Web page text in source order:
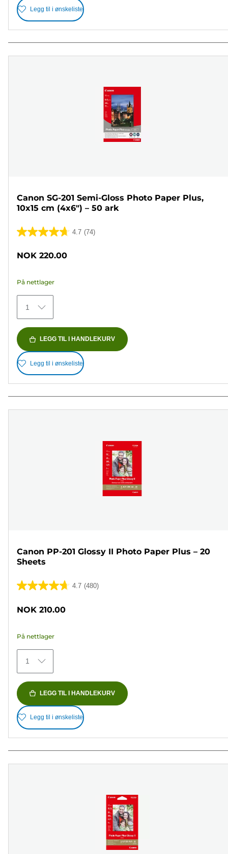
Legg til i ønskeliste
Canon SG-201 Semi-Gloss Photo Paper Plus,
10x15 cm (4x6") – 50 ark
4.7 (74)
4.7
74
omtaler
NOK 220.00
På nettlager
1
LEGG TIL I HANDLEKURV
Legg til i ønskeliste
Canon PP-201 Glossy II Photo Paper Plus – 20
Sheets
4.7 (480)
4.7
5
480
omtaler
NOK 210.00
På nettlager
1
LEGG TIL I HANDLEKURV
Legg til i ønskeliste